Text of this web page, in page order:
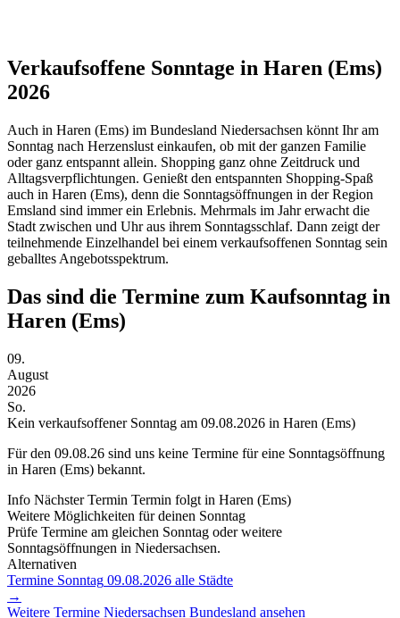
Verkaufsoffene Sonntage in Haren (Ems)
2026
Auch in Haren (Ems) im Bundesland Niedersachsen könnt Ihr am
Sonntag nach Herzenslust einkaufen, ob mit der ganzen Familie
oder ganz entspannt allein. Shopping ganz ohne Zeitdruck und
Alltagsverpflichtungen. Genießt den entspannten Shopping-Spaß
auch in Haren (Ems), denn die Sonntagsöffnungen in der Region
Emsland sind immer ein Erlebnis. Mehrmals im Jahr erwacht die
Stadt zwischen und Uhr aus ihrem Sonntagsschlaf. Dann zeigt der
teilnehmende Einzelhandel bei einem verkaufsoffenen Sonntag sein
geballtes Angebotsspektrum.
Das sind die Termine zum Kaufsonntag in
Haren (Ems)
09.
August
2026
So.
Kein verkaufsoffener Sonntag am 09.08.2026 in Haren (Ems)
Für den 09.08.26 sind uns keine Termine für eine Sonntagsöffnung
in Haren (Ems) bekannt.
Info Nächster Termin Termin folgt in Haren (Ems)
Weitere Möglichkeiten für deinen Sonntag
Prüfe Termine am gleichen Sonntag oder weitere
Sonntagsöffnungen in Niedersachsen.
Alternativen
Termine Sonntag 09.08.2026 alle Städte
→
Weitere Termine Niedersachsen Bundesland ansehen